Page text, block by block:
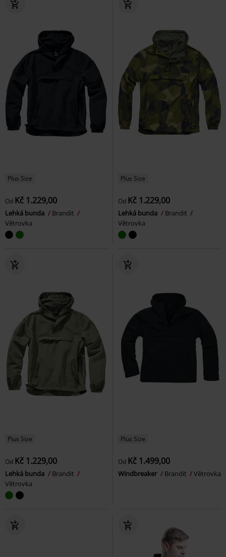
Plus Size
Od Kč 1.229,00
Lehká bunda
Brandit
Větrovka
Plus Size
Od Kč 1.229,00
Lehká bunda
Brandit
Větrovka
Plus Size
Od Kč 1.229,00
Lehká bunda
Brandit
Větrovka
Plus Size
Od Kč 1.499,00
Windbreaker Brandit Větrovka